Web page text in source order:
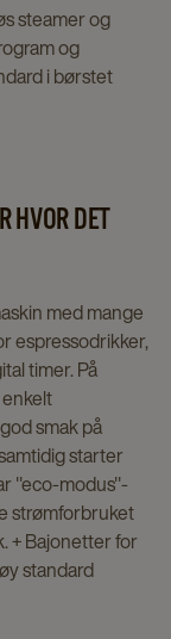
steamer og
og
i børstet
HVOR DET
med mange
espressodrikker,
timer. På
smak på
starter
"eco-modus"-
strømforbruket
+ Bajonetter for
standard